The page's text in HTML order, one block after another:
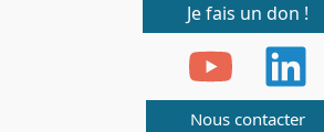
environnementaux.
Je fais un don !
Nous contacter